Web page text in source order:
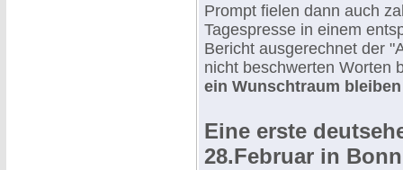
Prompt fielen dann auch
Tagespresse in einem
Bericht ausgerechnet der
nicht beschwerten Worten
ein Wunschtraum bleiben
Eine erste
28.Februar in Bonn